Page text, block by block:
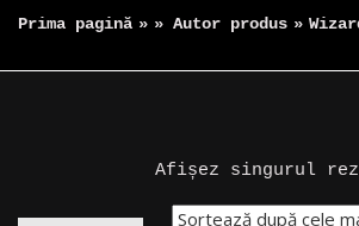
Prima pagină » » Autor produs »
Afișez singurul